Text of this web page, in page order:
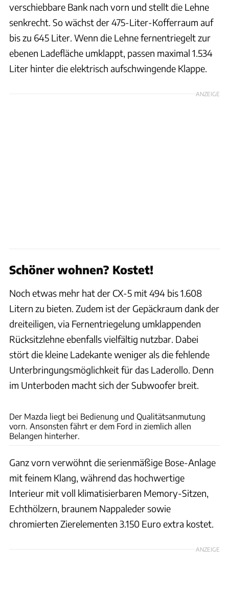
verschiebbare Bank nach vorn und stellt die Lehne
senkrecht. So wächst der 475-Liter-Kofferraum auf
bis zu 645 Liter. Wenn die Lehne fernentriegelt zur
ebenen Ladefläche umklappt, passen maximal 1.534
Liter hinter die elektrisch aufschwingende Klappe.
ANZEIGE
Schöner wohnen? Kostet!
Noch etwas mehr hat der CX-5 mit 494 bis 1.608
Litern zu bieten. Zudem ist der Gepäckraum dank der
dreiteiligen, via Fernentriegelung umklappenden
Rücksitzlehne ebenfalls vielfältig nutzbar. Dabei
stört die kleine Ladekante weniger als die fehlende
Unterbringungsmöglichkeit für das Laderollo. Denn
im Unterboden macht sich der Subwoofer breit.
Der Mazda liegt bei Bedienung und Qualitätsanmutung
vorn. Ansonsten fährt er dem Ford in ziemlich allen
Belangen hinterher.
Ganz vorn verwöhnt die serienmäßige Bose-Anlage
mit feinem Klang, während das hochwertige
Interieur mit voll klimatisierbaren Memory-Sitzen,
Echthölzern, braunem Nappaleder sowie
chromierten Zierelementen 3.150 Euro extra kostet.
ANZEIGE